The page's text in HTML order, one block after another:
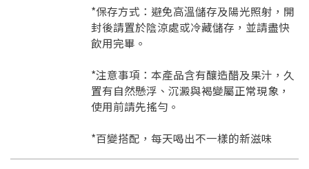
*保存方式：避免高溫儲存及陽光照射，開
封後請置於陰涼處或冷藏儲存，並請盡快
飲用完畢。
*注意事項：本產品含有釀造醋及果汁，久
置有自然懸浮、沉澱與褐變屬正常現象，
使用前請先搖勻。
*百變搭配，每天喝出不一樣的新滋味